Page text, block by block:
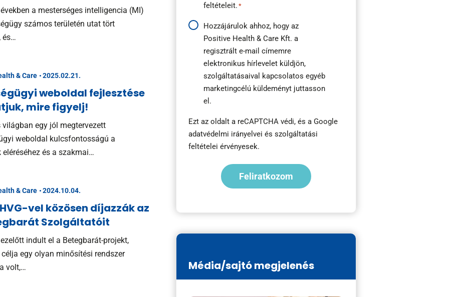
a mesterséges intelligencia (MI)
számos területén utat tört
és…
& Care 2025.02.21.
weboldal fejlesztése
mire figyelj!
egy jól megtervezett
weboldal kulcsfontosságú a
eléréséhez és a szakmai…
& Care 2024.10.04.
vel közösen díjazzák az
Szolgáltatóit
indult el a Betegbarát-projekt,
egy olyan minősítési rendszer
volt,…
feltételeit. *
Hírlevél
feliratkozás
Hozzájárulok ahhoz, hogy az
Positive Health & Care Kft. a
regisztrált e-mail címemre
elektronikus hírlevelet küldjön,
szolgáltatásaival kapcsolatos egyéb
marketingcélú küldeményt juttasson
el.
Ezt az oldalt a reCAPTCHA védi, és a Google
adatvédelmi irányelvei és szolgáltatási
feltételei érvényesek.
Média/sajtó megjelenés